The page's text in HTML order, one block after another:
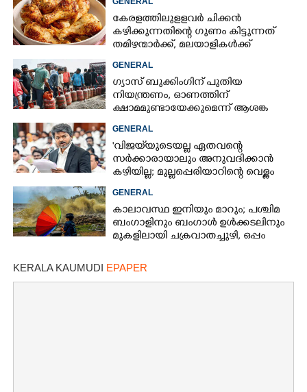
കേരളത്തിലുളളവർ ചിക്കൻ
കഴിക്കുന്നതിന്റെ ഗുണം കിട്ടുന്നത്
തമിഴന്മാർക്ക്, മലയാളികൾക്ക്
GENERAL
ഗ്യാസ് ബുക്കിംഗിന് പുതിയ
നിയന്ത്രണം, ഓണത്തിന്
ക്ഷാമമുണ്ടായേക്കുമെന്ന് ആശങ്ക
GENERAL
'വിജയ്‌യുടെയല്ല ഏതവന്റെ
സർക്കാരായാലും അനുവദിക്കാൻ
കഴിയില്ല; മുല്ലപ്പെരിയാറിന്റെ വെള്ളം
GENERAL
കാലാവസ്ഥ ഇനിയും മാറും; പശ്ചിമ
ബംഗാളിനും ബംഗാൾ ഉൾക്കടലിനും
മുകളിലായി ചക്രവാതച്ചുഴി, ഒപ്പം
KERALA KAUMUDI EPAPER